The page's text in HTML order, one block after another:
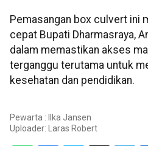
Pemasangan box culvert ini
cepat Bupati Dharmasraya,
dalam memastikan akses
terganggu terutama untuk
kesehatan dan pendidikan.
Pewarta : Ilka Jansen
Uploader:
Laras Robert